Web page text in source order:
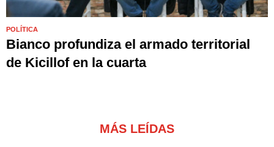
POLÍTICA
Bianco profundiza el armado territorial
de Kicillof en la cuarta
MÁS LEÍDAS